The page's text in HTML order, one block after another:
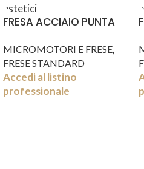
FRESA ACCIAIO PUNTA
MICROMOTORI E FRESE,
FRESE STANDARD
Accedi al listino
professionale